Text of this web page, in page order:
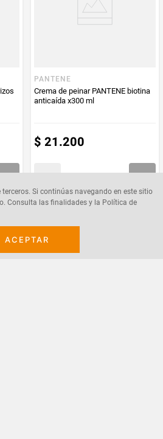
Si continúas navegando en este sitio
Consulta las finalidades y la Política de
ACEPTAR
PANTENE
Crema de peinar PANTENE biotina
anticaída x300 ml
$ 21.200